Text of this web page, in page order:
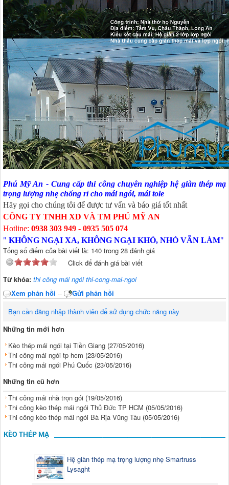
Phú Mỹ An - Cung cấp thi công chuyên nghiệp hệ giàn thép mạ
trọng lượng nhẹ chống rỉ cho mái ngói, mái tole
Hãy gọi cho chúng tôi để được tư vấn và báo giá tốt nhất
CÔNG TY TNHH XD VÀ TM PHÚ MỸ AN
Hotline: 0938 303 949 - 0935 505 074
" KHÔNG NGẠI XA, KHÔNG NGẠI KHÓ, NHỎ VẪN LÀM"
Tổng số điểm của bài viết là: 140 trong 28 đánh giá
Click để đánh giá bài viết
Từ khóa: thi công mái ngói thi-cong-mai-ngoi
Xem phản hồi --
Gửi phản hồi
Bạn cần đăng nhập thành viên để sử dụng chức năng này
Những tin mới hơn
Kèo thép mái ngói tại Tiền Giang (27/05/2016)
Thi công mái ngói tp hcm (23/05/2016)
Thi công mái ngói Phú Quốc (23/05/2016)
Những tin cũ hơn
Thi công mái nhà trọn gói (19/05/2016)
Thi công kèo thép mái ngói Thủ Đức TP HCM (05/05/2016)
Thi công kèo thép mái ngói Bà Rịa Vũng Tàu (05/05/2016)
KÈO THÉP MẠ
Hệ giàn thép mạ trọng lượng nhẹ Smartruss
Lysaght